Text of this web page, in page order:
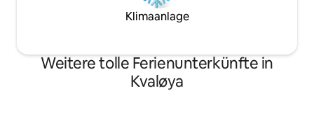
Klimaanlage
Weitere tolle Ferienunterkünfte in
Kvaløya